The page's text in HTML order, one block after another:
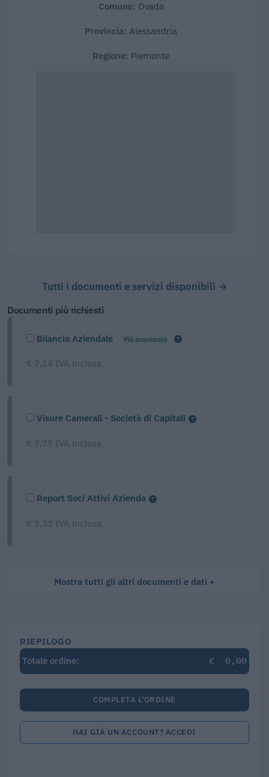
Comune: Ovada
Provincia: Alessandria
Regione: Piemonte
Tutti i documenti e servizi disponibili →
Documenti più richiesti
Bilancio Aziendale Più acquistato
€ 7,14 IVA inclusa
Visure Camerali - Società di Capitali
€ 7,77 IVA inclusa
Report Soci Attivi Azienda
€ 3,33 IVA inclusa
Mostra tutti gli altri documenti e dati
RIEPILOGO
Totale ordine:
€ 0,00
COMPLETA L'ORDINE
HAI GIÀ UN ACCOUNT? ACCEDI